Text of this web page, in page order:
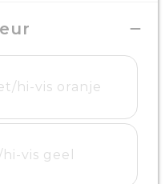
hi-vis oranje
vis geel